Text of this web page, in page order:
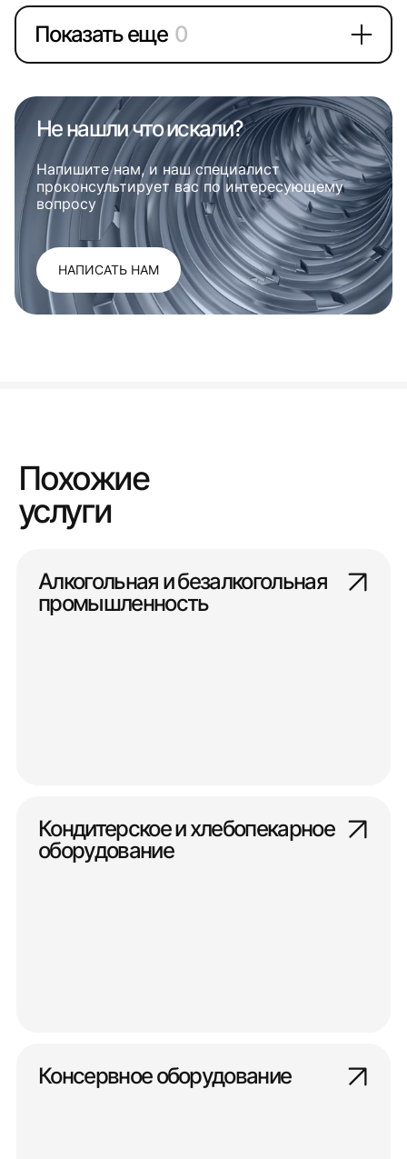
Показать еще 0
Не нашли что искали?
Напишите нам, и наш специалист
проконсультирует вас по интересующему
вопросу
НАПИСАТЬ НАМ
Похожие
услуги
Алкогольная и безалкогольная
промышленность
Кондитерское и хлебопекарное
оборудование
Консервное оборудование